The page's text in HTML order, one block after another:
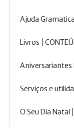
Ajuda Gramatical
Livros
Aniversariantes
Serviços e
O Seu Dia Natal